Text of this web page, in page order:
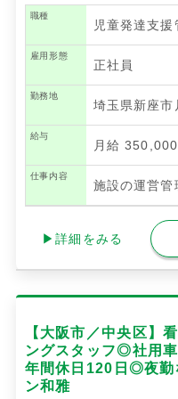
職種
児童発達支援
雇用形態
正社員
勤務地
埼玉県新座市
給与
月給
仕事内容
施設の運営管
▶詳細をみる
【大阪市／中央区】
ングスタッフ◎社用
年間休日120日◎夜勤
ン和雅